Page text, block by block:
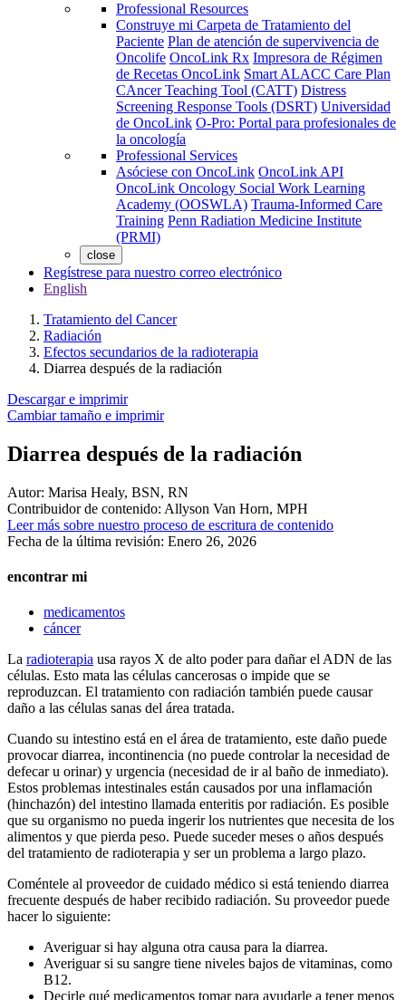
Professional Resources
Construye mi Carpeta de Tratamiento del
Paciente Plan de atención de supervivencia de
Oncolife OncoLink Rx Impresora de Régimen
de Recetas OncoLink Smart ALACC Care Plan
CAncer Teaching Tool (CATT) Distress
Screening Response Tools (DSRT) Universidad
de OncoLink O-Pro: Portal para profesionales de
la oncología
Professional Services
Asóciese con OncoLink OncoLink API
OncoLink Oncology Social Work Learning
Academy (OOSWLA) Trauma-Informed Care
Training Penn Radiation Medicine Institute
(PRMI)
close
Regístrese para nuestro correo electrónico
English
Tratamiento del Cancer
Radiación
Efectos secundarios de la radioterapia
Diarrea después de la radiación
Descargar e imprimir
Cambiar tamaño e imprimir
Diarrea después de la radiación
Autor: Marisa Healy, BSN, RN
Contribuidor de contenido: Allyson Van Horn, MPH
Leer más sobre nuestro proceso de escritura de contenido
Fecha de la última revisión: Enero 26, 2026
encontrar mi
medicamentos
cáncer
La radioterapia usa rayos X de alto poder para dañar el ADN de las
células. Esto mata las células cancerosas o impide que se
reproduzcan. El tratamiento con radiación también puede causar
daño a las células sanas del área tratada.
Cuando su intestino está en el área de tratamiento, este daño puede
provocar diarrea, incontinencia (no puede controlar la necesidad de
defecar u orinar) y urgencia (necesidad de ir al baño de inmediato).
Estos problemas intestinales están causados por una inflamación
(hinchazón) del intestino llamada enteritis por radiación. Es posible
que su organismo no pueda ingerir los nutrientes que necesita de los
alimentos y que pierda peso. Puede suceder meses o años después
del tratamiento de radioterapia y ser un problema a largo plazo.
Coméntele al proveedor de cuidado médico si está teniendo diarrea
frecuente después de haber recibido radiación. Su proveedor puede
hacer lo siguiente:
Averiguar si hay alguna otra causa para la diarrea.
Averiguar si su sangre tiene niveles bajos de vitaminas, como
B12.
Decirle qué medicamentos tomar para ayudarle a tener menos